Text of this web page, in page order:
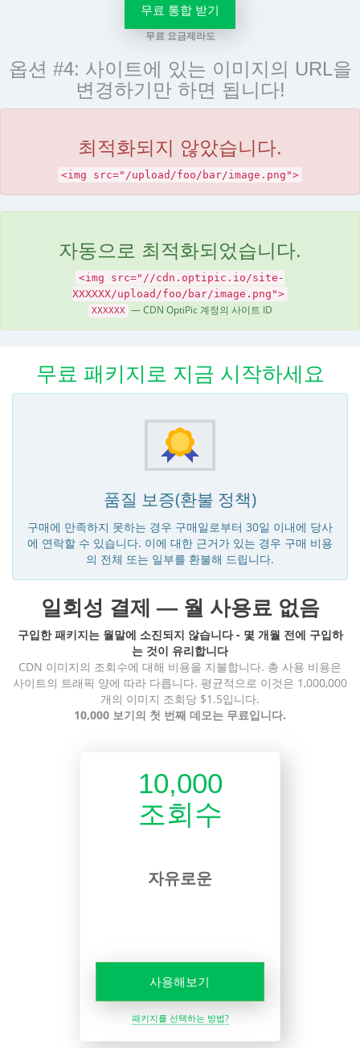
무료 통합 받기
무료 요금제라도
옵션 #4: 사이트에 있는 이미지의 URL을
변경하기만 하면 됩니다!
최적화되지 않았습니다.
<img src="/upload/foo/bar/image.png">
자동으로 최적화되었습니다.
<img src="//cdn.optipic.io/site-
XXXXXX/upload/foo/bar/image.png">
XXXXXX — CDN OptiPic 계정의 사이트 ID
무료 패키지로 지금 시작하세요
품질 보증(환불 정책)
구매에 만족하지 못하는 경우 구매일로부터 30일 이내에 당사
에 연락할 수 있습니다. 이에 대한 근거가 있는 경우 구매 비용
의 전체 또는 일부를 환불해 드립니다.
일회성 결제 — 월 사용료 없음
구입한 패키지는 월말에 소진되지 않습니다 - 몇 개월 전에 구입하
는 것이 유리합니다
CDN 이미지의 조회수에 대해 비용을 지불합니다. 총 사용 비용은
사이트의 트래픽 양에 따라 다릅니다. 평균적으로 이것은 1,000,000
개의 이미지 조회당 $1.5입니다.
10,000 보기의 첫 번째 데모는 무료입니다.
10,000
조회수
자유로운
사용해보기
패키지를 선택하는 방법?